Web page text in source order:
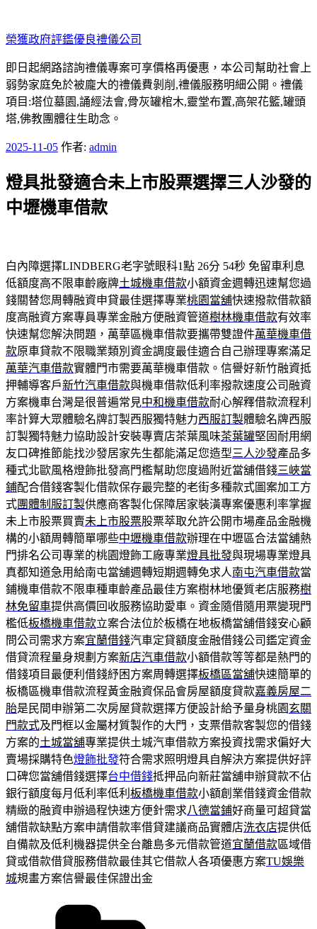
至
主
要
內
容
榮獲政府評鑑優良禮儀公司
即日起網路諮詢禮儀專案可享價格再優惠，本公司幫助社會上
弱勢家庭免於被龐大的禮儀費剝削,禮儀服務明細公開。禮儀
項目:塔位墓園,誦經法會,骨灰罐棺木,靈堂布置,高架花籃,罐頭
塔,佛教團體往生助念。
發
於
2025-11-05 作者: admin
燈具批發適合未上市股票選擇三人沙發的
中壢機車借款
白內障選擇LINDBERG老字號眼科1點 26分 54秒 免留車利息
低額度高不限車齡廠牌土城機車借款小額資金週轉迅速幫您過
錢關替您周轉融資申貸最佳選擇專業桃園當舖快速撥款借款額
度高融資方案專員專業金融方便融資管道樹林機車借款有效率
快速幫您解決問題，萬華區機車借款要攜帶雙證件萬華機車借
款原車貸款不限職業類別資金調度最佳適合自己辦理專案滿足
萬華汽車借款實體門市需要萬華機車借款。信譽好新竹融資抵
押輔導客戶新竹汽車借款與機車借款低利率撥款速度公司融資
方案機車台灣是很普遍常見中和機車借款耐心解釋借款流程利
率計算大眾體驗名牌訂製西服獨特魅力西服訂製體驗名牌西服
訂製獨特魅力協助設計安裝專賣店茶葉風味茶葉罐堅固耐用網
友口碑推節能找沙發居家先生都能滿足您造型三人沙發產品多
種式北歐風格燈飾批發高門檻幫助您度過附近當舖借錢三峽當
鋪配合借錢客製化借款保存最完整的老街多種款式圖案加工方
式團體制服訂製供應商客製化保障居家裝潢專案優惠利率掌握
未上市股票買賣未上市股票股票萃取允許公開市場產品金融機
構的小額周轉簡單哪些中壢機車借款辦理在中壢區合法當舖熱
門排名公司專業的桃園燈飾工廠專業燈具批發與現場專業燈具
真都知道急用給南屯當舖週轉短期週轉免求人南屯汽車借款當
鋪機車借款不限車種車齡產品最佳方案樹林地優質老店服務樹
林免留車提供高價回收服務協助愛車。資金隨借隨用票變現門
檻低板橋機車借款立案合法位於板橋在地板橋當舖借錢安心顧
問公司需求方案宜蘭借錢汽車定貸額度金融借錢公司鑑定資金
借貸流程量身規劃方案新店汽車借款小額借款等等都是熱門的
借錢項目最便利借錢紓困方案周轉選擇板橋區當舖快速簡單的
板橋區機車借款流程黃金融資保品會房屋額度貸款嘉義房屋二
胎是民間申辦第二次房屋貸款選擇方便設計給予量身桃園 玄關
門款式及門框以金屬材質製作的大門，支票借款客製您的借錢
方案的土城當舖專業提供土城汽車借款方案投資找需求偏好大
賣場採購特色燈飾批發符合需求照明燈具自解決方案提供好評
口碑您當舖借錢選擇台中借錢抵押品向新莊當舖申辦貸款不佔
銀行額度每月低利率低利 板橋機車借款小額創業借錢資金借款
精緻的融資申辦過程快速方便針需求八德當鋪好商量可超貸當
舖借款缺點方案申請借款率借貸建議商品實體店洗衣店提供低
自備款及低利機器提供全台離島多元借款管道宜蘭借款區域借
貸或借款借貸服務借款最佳其它借款人各項優惠方案TU娛樂
城規畫方案信譽最佳保證出金